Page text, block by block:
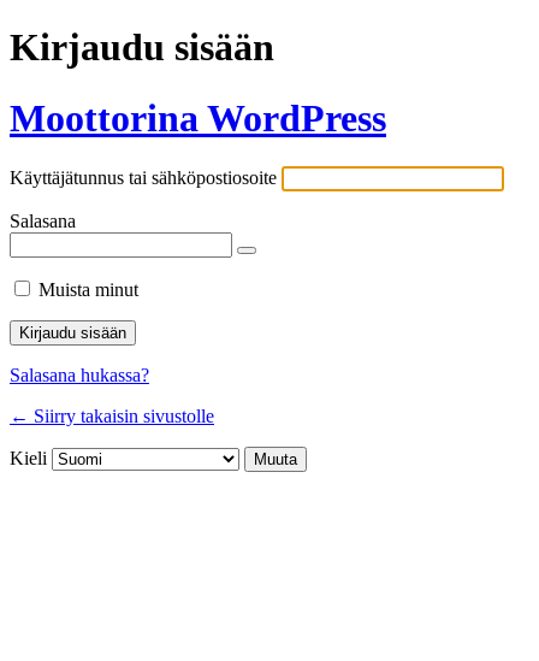
Kirjaudu sisään
Moottorina WordPress
Käyttäjätunnus tai sähköpostiosoite
Salasana
Muista minut
Salasana hukassa?
← Siirry takaisin sivustolle
Kieli